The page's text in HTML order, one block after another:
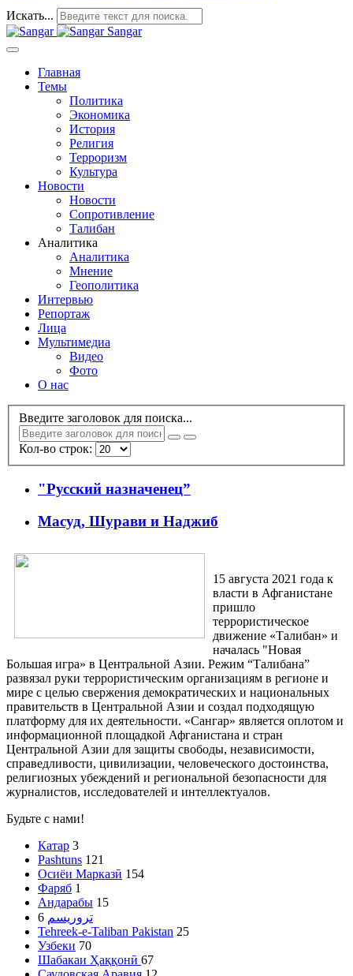
Искать...
Sangar
Главная
Темы
Политика
Экономика
История
Религия
Терроризм
Культура
Новости
Новости
Сопротивление
Талибан
Аналитика
Аналитика
Мнение
Геополитика
Интервью
Репортаж
Лица
Мультимедиа
Видео
Фото
О нас
Введите заголовок для поиска...
Кол-во строк:
"Русский назначенец”
Масуд, Шурави и Наджиб
15 августа 2021 года к
власти в Афганистане
пришло
террористическое
движение «Талибан» и
началась "Новая
Большая игра» в Центральной Азии. Режим “Талибана”
развязал руки террористическим организациям в регионе и
мире с целью свержения демократических и национальных
правительств в Центральной Азии и создал подходящую
платформу для их деятельности. «Сангар» является оплотом и
информационной площадкой Афганистана и стран
Центральной Азии для защиты свободы, независимости,
справедливости, цивилизации, человеческого достоинства,
религиозных убеждений и региональной безопасности для
журналистов, исследователей и интеллектуалов.
Будьте с нами!
Катар 3
Pashtuns 121
Осиёи Марказӣ 154
Фаряб 1
Андарабы 15
تروریسم 6
Tehreek-e-Taliban Pakistan 25
Узбеки 70
Шабакаи Ҳаққонӣ 67